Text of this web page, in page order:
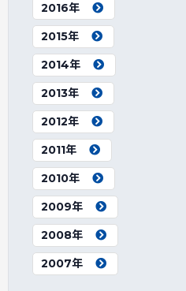
2016年
2015年
2014年
2013年
2012年
2011年
2010年
2009年
2008年
2007年